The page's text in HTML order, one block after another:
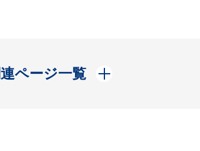
ページ一覧
開く